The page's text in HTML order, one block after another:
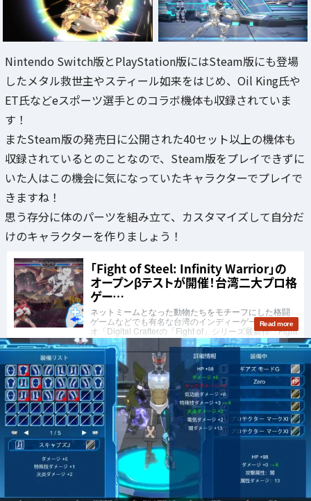
Nintendo Switch版とPlayStation版にはSteam版にも登場
したメタル救世主やスティール如来をはじめ、Oil King氏や
ET氏などeスポーツ選手とのコラボ機体も収録されていま
す！
またSteam版の発売日に公開された40セット以上の機体も
収録されているとのことなので、Steam版をプレイできずに
いた人はこの機会に気になっていたキャラクターでプレイで
きますね！
思う存分に体のパーツを組み立て、カスタマイズして自分だ
けのキャラクターを作りましょう！